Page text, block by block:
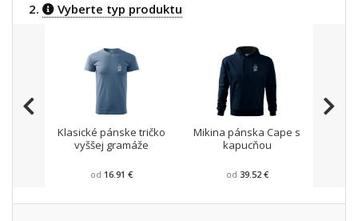
2. Vyberte typ produktu
Klasické pánske tričko
vyššej gramáže
od 16.91 €
Mikina pánska Cape s
kapucňou
od 39.52 €